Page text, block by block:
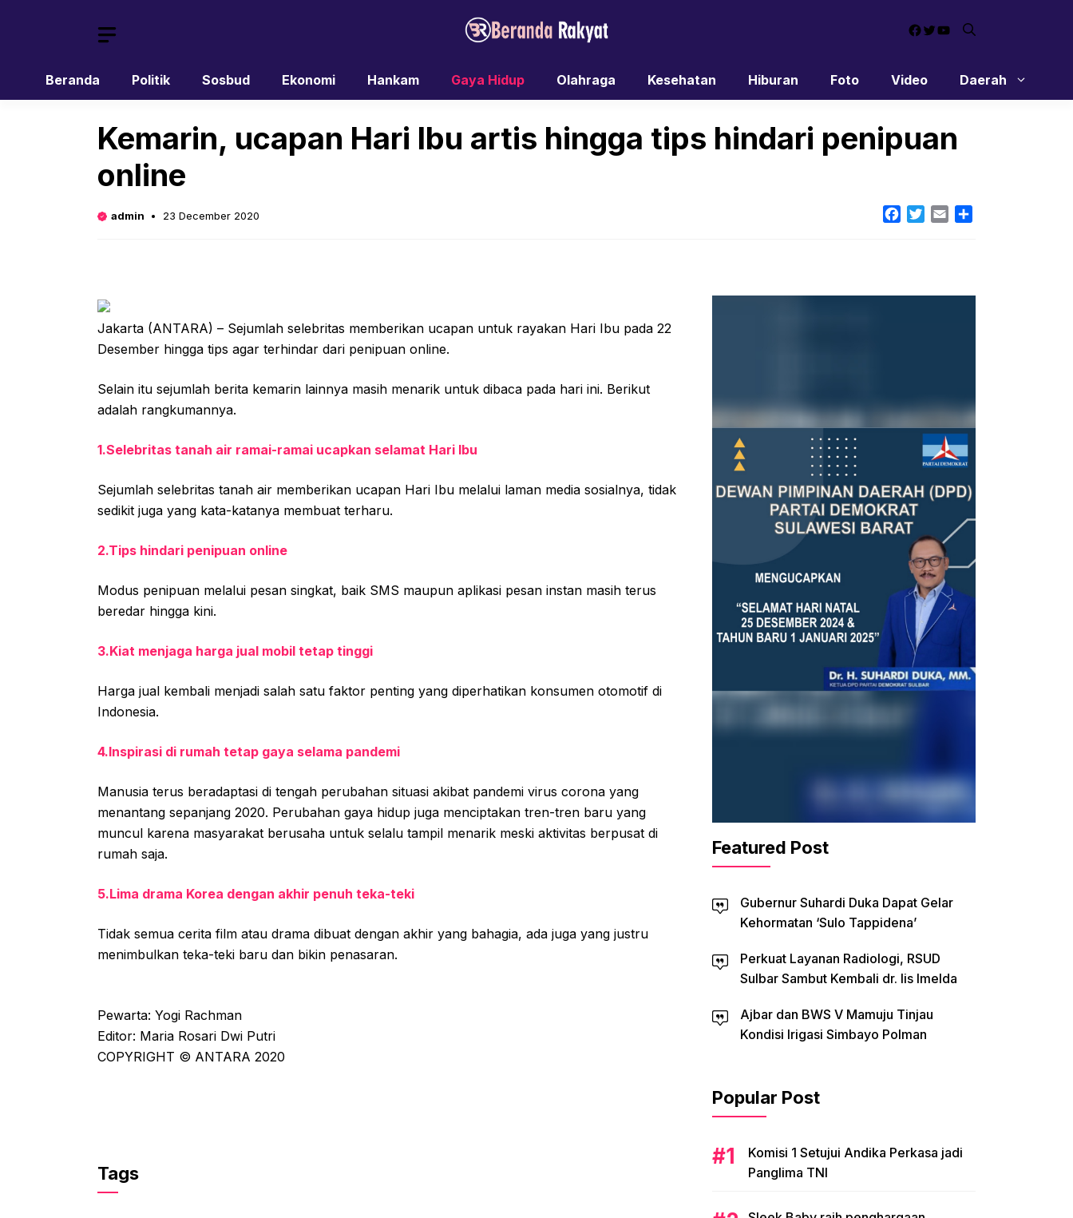
Facebook
Twitter
YouTube
Beranda Politik Sosbud Ekonomi Hankam Gaya Hidup Olahraga Kesehatan Hiburan Foto Video Daerah
Kemarin, ucapan Hari Ibu artis hingga tips hindari penipuan
online
admin 23 December 2020 Facebook
TwitterEmail
Jakarta (ANTARA) – Sejumlah selebritas memberikan ucapan untuk rayakan Hari Ibu pada 22
Desember hingga tips agar terhindar dari penipuan online.
Selain itu sejumlah berita kemarin lainnya masih menarik untuk dibaca pada hari ini. Berikut
adalah rangkumannya.
1.Selebritas tanah air ramai-ramai ucapkan selamat Hari Ibu
Sejumlah selebritas tanah air memberikan ucapan Hari Ibu melalui laman media sosialnya, tidak
sedikit juga yang kata-katanya membuat terharu.
2.Tips hindari penipuan online
Modus penipuan melalui pesan singkat, baik SMS maupun aplikasi pesan instan masih terus
beredar hingga kini.
3.Kiat menjaga harga jual mobil tetap tinggi
Harga jual kembali menjadi salah satu faktor penting yang diperhatikan konsumen otomotif di
Indonesia.
4.Inspirasi di rumah tetap gaya selama pandemi
Manusia terus beradaptasi di tengah perubahan situasi akibat pandemi virus corona yang
menantang sepanjang 2020. Perubahan gaya hidup juga menciptakan tren-tren baru yang
muncul karena masyarakat berusaha untuk selalu tampil menarik meski aktivitas berpusat di
rumah saja.
5.Lima drama Korea dengan akhir penuh teka-teki
Tidak semua cerita film atau drama dibuat dengan akhir yang bahagia, ada juga yang justru
menimbulkan teka-teki baru dan bikin penasaran.
Pewarta: Yogi Rachman
Editor: Maria Rosari Dwi Putri
COPYRIGHT © ANTARA 2020
Tags
Featured Post
Gubernur Suhardi Duka Dapat Gelar
Kehormatan ‘Sulo Tappidena’
Perkuat Layanan Radiologi, RSUD
Sulbar Sambut Kembali dr. Iis Imelda
Ajbar dan BWS V Mamuju Tinjau
Kondisi Irigasi Simbayo Polman
Popular Post
Komisi 1 Setujui Andika Perkasa jadi
Panglima TNI